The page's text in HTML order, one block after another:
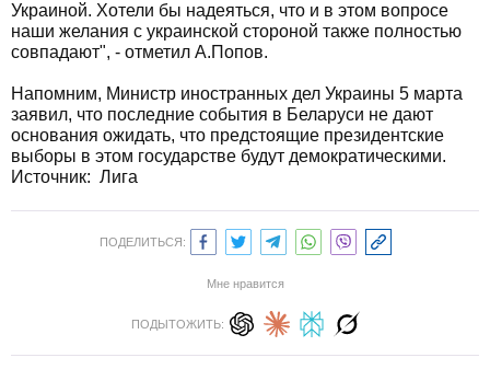
Украиной. Хотели бы надеяться, что и в этом вопросе
наши желания с украинской стороной также полностью
совпадают", - отметил А.Попов.
Напомним, Министр иностранных дел Украины 5 марта
заявил, что последние события в Беларуси не дают
основания ожидать, что предстоящие президентские
выборы в этом государстве будут демократическими.
Источник: Лига
ПОДЕЛИТЬСЯ:
Мне нравится
ПОДЫТОЖИТЬ: